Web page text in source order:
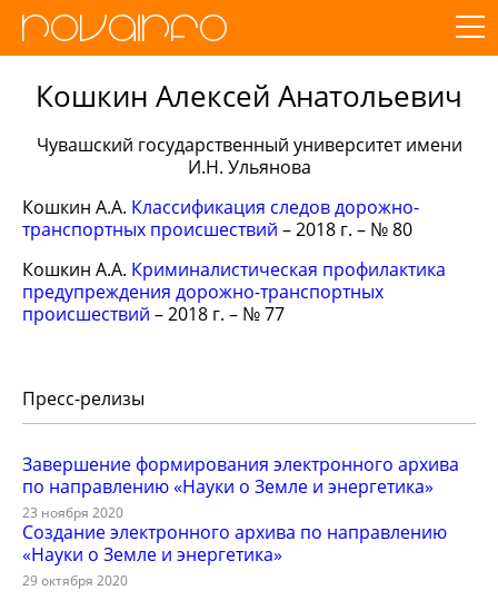
Кошкин Алексей Анатольевич
Чувашский государственный университет имени
И.Н. Ульянова
Кошкин А.А. Классификация следов дорожно-
транспортных происшествий – 2018 г. – № 80
Кошкин А.А. Криминалистическая профилактика
предупреждения дорожно-транспортных
происшествий – 2018 г. – № 77
Пресс-релизы
Завершение формирования электронного архива
по направлению «Науки о Земле и энергетика»
23 ноября 2020
Создание электронного архива по направлению
«Науки о Земле и энергетика»
29 октября 2020